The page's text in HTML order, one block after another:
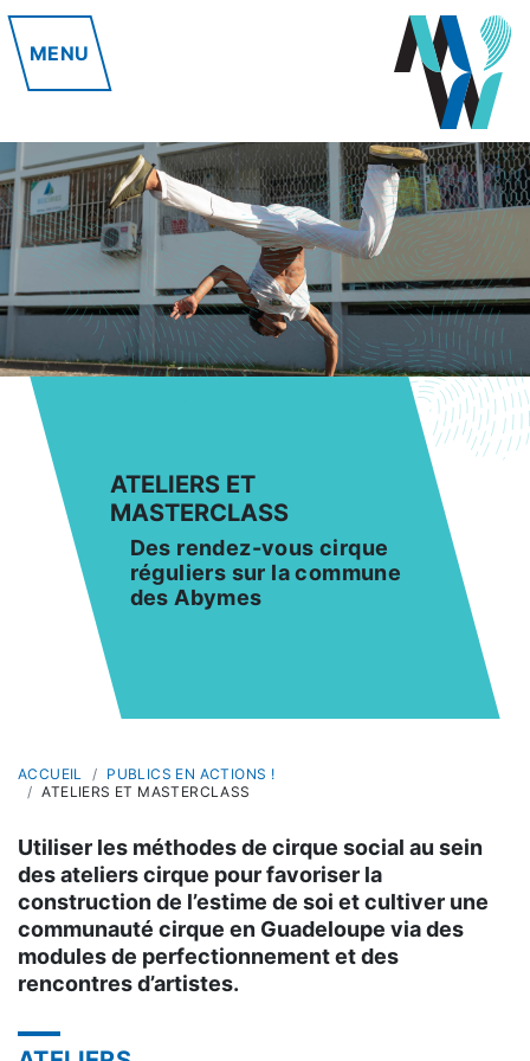
MENU
ATELIERS ET
MASTERCLASS
Des rendez-vous cirque
réguliers sur la commune
des Abymes
ACCUEIL
PUBLICS EN ACTIONS !
ATELIERS ET MASTERCLASS
Utiliser les méthodes de cirque social au sein
des ateliers cirque pour favoriser la
construction de l’estime de soi et cultiver une
communauté cirque en Guadeloupe via des
modules de perfectionnement et des
rencontres d’artistes.